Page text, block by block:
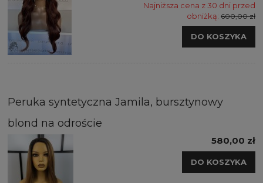
Najniższa cena z 30 dni przed
obniżką: 600,00 zł
DO KOSZYKA
Peruka syntetyczna Jamila, bursztynowy
blond na odroście
580,00 zł
DO KOSZYKA